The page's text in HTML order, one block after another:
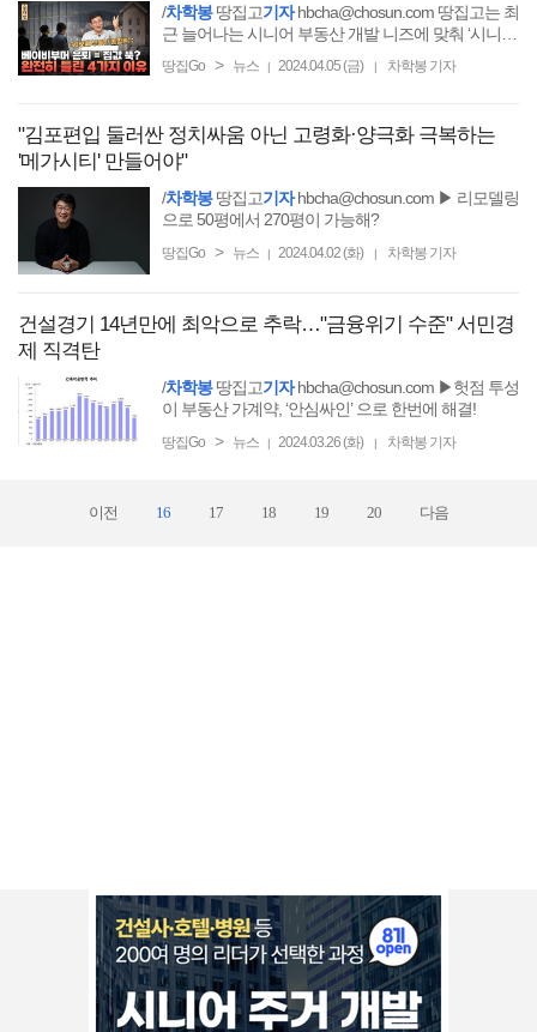
/차학봉땅집고기자hbcha@chosun.com 땅집고는 최
근 늘어나는 시니어 부동산 개발 니즈에 맞춰 ‘시니어
땅집Go > 뉴스 | 2024.04.05 (금) | 차학봉 기자
"김포편입 둘러싼 정치싸움 아닌 고령화·양극화 극복하는
'메가시티' 만들어야"
/차학봉땅집고기자hbcha@chosun.com ▶ 리모델링
으로 50평에서 270평이 가능해?
땅집Go > 뉴스 | 2024.04.02 (화) | 차학봉 기자
건설경기 14년만에 최악으로 추락…"금융위기 수준" 서민경
제 직격탄
/차학봉땅집고기자hbcha@chosun.com ▶헛점 투성
이 부동산 가계약, ‘안심싸인’ 으로 한번에 해결!
땅집Go > 뉴스 | 2024.03.26 (화) | 차학봉 기자
이전 16 17 18 19 20 다음